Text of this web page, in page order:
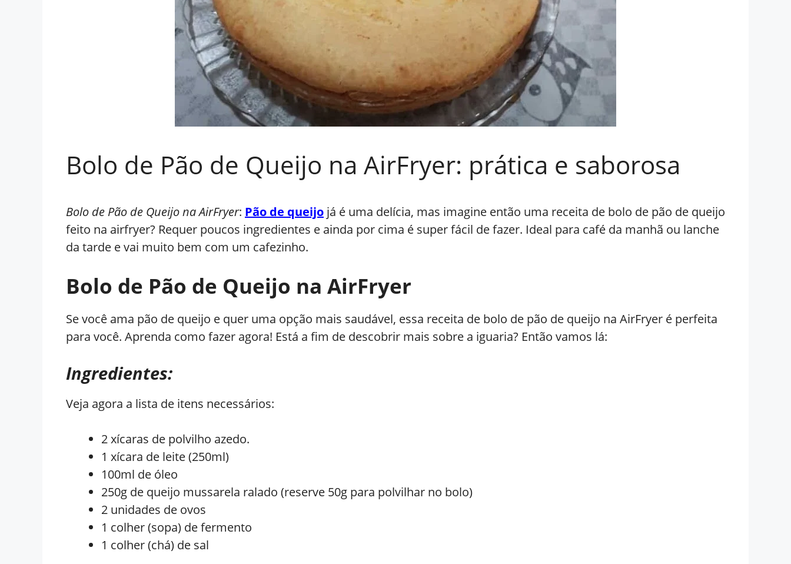
Bolo de Pão de Queijo na AirFryer: prática e saborosa
Bolo de Pão de Queijo na AirFryer: Pão de queijo já é uma delícia, mas imagine então uma receita de bolo de pão de queijo
feito na airfryer? Requer poucos ingredientes e ainda por cima é super fácil de fazer. Ideal para café da manhã ou lanche
da tarde e vai muito bem com um cafezinho.
Bolo de Pão de Queijo na AirFryer
Se você ama pão de queijo e quer uma opção mais saudável, essa receita de bolo de pão de queijo na AirFryer é perfeita
para você. Aprenda como fazer agora! Está a fim de descobrir mais sobre a iguaria? Então vamos lá:
Ingredientes:
Veja agora a lista de itens necessários:
2 xícaras de polvilho azedo.
1 xícara de leite (250ml)
100ml de óleo
250g de queijo mussarela ralado (reserve 50g para polvilhar no bolo)
2 unidades de ovos
1 colher (sopa) de fermento
1 colher (chá) de sal